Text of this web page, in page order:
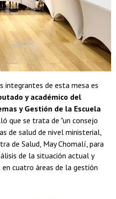
integrantes de esta mesa es
y académico del
y Gestión de la Escuela
que se trata de "un consejo
de salud de nivel ministerial,
de Salud, May Chomalí, para
de la situación actual y
cuatro áreas de la gestión